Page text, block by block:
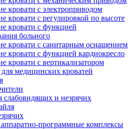
кровати с электроприводом
кровати с регулировкой по высоте
кровати с функцией
больного
кровати с санитарным оснащением
кровати с функцией кардиокресло
кровати с вертикализатором
медицинских кроватей
слабовидящих и незрячих
программные комплексы